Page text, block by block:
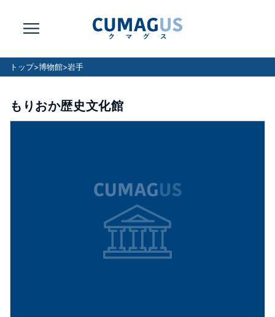
トップ>博物館>岩手
もりおか歴史文化館